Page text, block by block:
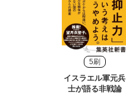
5刷
イスラエル軍元兵
士が語る非戦論